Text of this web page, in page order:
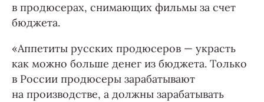
в продюсерах, снимающих фильмы за счет
бюджета.
«Аппетиты русских продюсеров — украсть
как можно больше денег из бюджета. Только
в России продюсеры зарабатывают
на производстве, а должны зарабатывать